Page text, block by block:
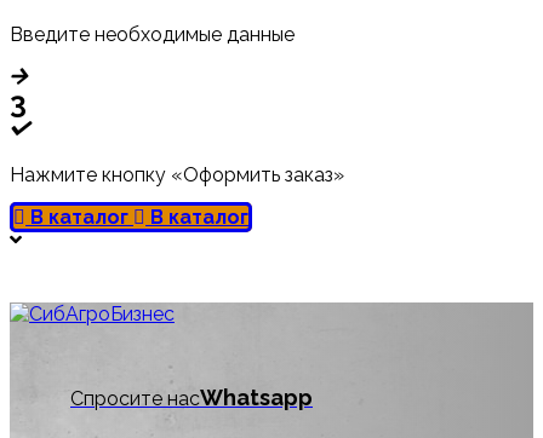
Введите необходимые данные
3
Нажмите кнопку «Оформить заказ»
В каталог
В каталог
Спросите насWhatsapp